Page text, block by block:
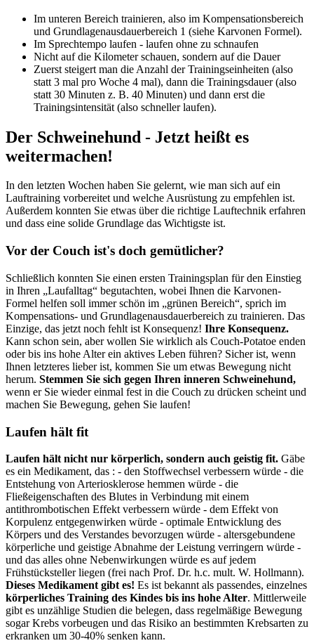
Im unteren Bereich trainieren, also im Kompensationsbereich
und Grundlagenausdauerbereich 1 (siehe Karvonen Formel).
Im Sprechtempo laufen - laufen ohne zu schnaufen
Nicht auf die Kilometer schauen, sondern auf die Dauer
Zuerst steigert man die Anzahl der Trainingseinheiten (also
statt 3 mal pro Woche 4 mal), dann die Trainingsdauer (also
statt 30 Minuten z. B. 40 Minuten) und dann erst die
Trainingsintensität (also schneller laufen).
Der Schweinehund - Jetzt heißt es
weitermachen!
In den letzten Wochen haben Sie gelernt, wie man sich auf ein
Lauftraining vorbereitet und welche Ausrüstung zu empfehlen ist.
Außerdem konnten Sie etwas über die richtige Lauftechnik erfahren
und dass eine solide Grundlage das Wichtigste ist.
Vor der Couch ist's doch gemütlicher?
Schließlich konnten Sie einen ersten Trainingsplan für den Einstieg
in Ihren „Laufalltag“ begutachten, wobei Ihnen die Karvonen-
Formel helfen soll immer schön im „grünen Bereich“, sprich im
Kompensations- und Grundlagenausdauerbereich zu trainieren. Das
Einzige, das jetzt noch fehlt ist Konsequenz! Ihre Konsequenz.
Kann schon sein, aber wollen Sie wirklich als Couch-Potatoe enden
oder bis ins hohe Alter ein aktives Leben führen? Sicher ist, wenn
Ihnen letzteres lieber ist, kommen Sie um etwas Bewegung nicht
herum. Stemmen Sie sich gegen Ihren inneren Schweinehund,
wenn er Sie wieder einmal fest in die Couch zu drücken scheint und
machen Sie Bewegung, gehen Sie laufen!
Laufen hält fit
Laufen hält nicht nur körperlich, sondern auch geistig fit. Gäbe
es ein Medikament, das : - den Stoffwechsel verbessern würde - die
Entstehung von Arteriosklerose hemmen würde - die
Fließeigenschaften des Blutes in Verbindung mit einem
antithrombotischen Effekt verbessern würde - dem Effekt von
Korpulenz entgegenwirken würde - optimale Entwicklung des
Körpers und des Verstandes bevorzugen würde - altersgebundene
körperliche und geistige Abnahme der Leistung verringern würde -
und das alles ohne Nebenwirkungen würde es auf jedem
Frühstücksteller liegen (frei nach Prof. Dr. h.c. mult. W. Hollmann).
Dieses Medikament gibt es! Es ist bekannt als passendes, einzelnes
körperliches Training des Kindes bis ins hohe Alter. Mittlerweile
gibt es unzählige Studien die belegen, dass regelmäßige Bewegung
sogar Krebs vorbeugen und das Risiko an bestimmten Krebsarten zu
erkranken um 30-40% senken kann.